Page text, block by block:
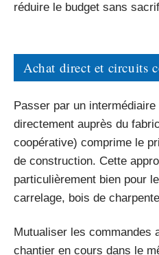
réduire le budget sans
Achat direct et circuits
Passer par un
directement auprès du
coopérative) comprime le
de construction. Cette
particulièrement bien pour
carrelage, bois de
Mutualiser les commandes
chantier en cours dans le